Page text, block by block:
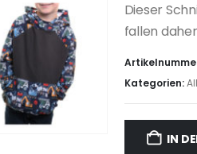
Dieser
fallen
Kategorien:
IN